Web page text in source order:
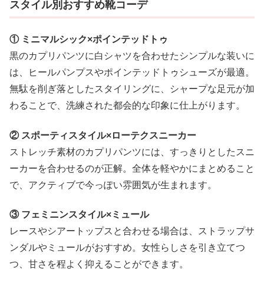
スタイル別おすすめ靴コーデ
① ミニマルシック×ポインテッドトゥ
黒のカプリパンツに白シャツを合わせたシンプルな装いに
は、ヒールパンプスやポインテッドトゥシューズが最適。
無駄を削ぎ落としたスタイリングに、シャープな足元が加
わることで、洗練された都会的な印象に仕上がります。
② スポーティスタイル×ローテクスニーカー
ストレッチ素材のカプリパンツには、すっきりとしたスニ
ーカーを合わせるのが正解。全体を軽やかにまとめること
で、アクティブで今っぽい雰囲気が生まれます。
③ フェミニンスタイル×ミュール
レースやシアートップスと合わせる場合は、ストラップサ
ンダルやミュールがおすすめ。女性らしさを引き立てつ
つ、甘さを程よく抑えることができます。